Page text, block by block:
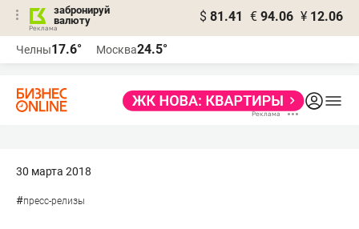
забронируй
валюту
$ 81.41 € 94.06 ¥ 12.06
Челны17.6° Москва24.5°
30 марта 2018
#пресс-релизы